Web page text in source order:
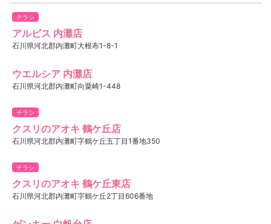
チラシ
アルビス 内灘店
石川県河北郡内灘町大根布1-8-1
ウエルシア 内灘店
石川県河北郡内灘町向粟崎1-448
チラシ
クスリのアオキ 鶴ケ丘店
石川県河北郡内灘町字鶴ケ丘五丁目1番地350
チラシ
クスリのアオキ 鶴ケ丘東店
石川県河北郡内灘町字鶴ケ丘2丁目606番地